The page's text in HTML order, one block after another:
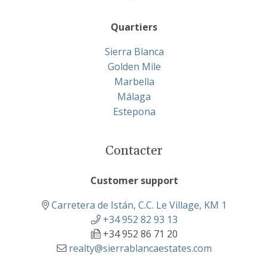
Quartiers
Sierra Blanca
Golden Mile
Marbella
Málaga
Estepona
Contacter
Customer support
Carretera de Istán, C.C. Le Village, KM 1
+34 952 82 93 13
+34 952 86 71 20
realty@sierrablancaestates.com